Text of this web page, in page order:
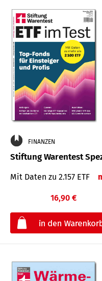
FINANZEN
Stiftung Warentest
Mit Daten zu 2.157 ETF
16,90 €